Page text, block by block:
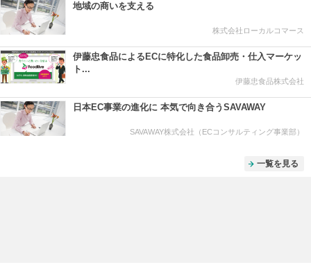
地域の商いを支える
株式会社ローカルコマース
伊藤忠食品によるECに特化した食品卸売・仕入マーケッ
ト...
伊藤忠食品株式会社
日本EC事業の進化に 本気で向き合うSAVAWAY
SAVAWAY株式会社（ECコンサルティング事業部）
一覧を見る